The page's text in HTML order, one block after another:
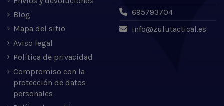
Blog
Mapa del sitio
Aviso legal
Política de privacidad
Compromiso con la
protección de datos
personales
695793704
info@zulutactical.es